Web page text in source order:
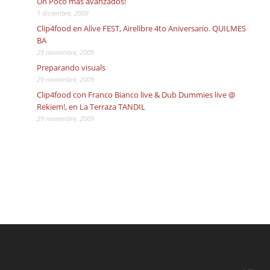
1 diciembre, 2009
Clip4food en Alive FEST, Airelibre 4to Aniversario. QUILMES
BA
29 noviembre, 2009
Preparando visuals
29 noviembre, 2009
Clip4food con Franco Bianco live & Dub Dummies live @
Rekiem!, en La Terraza TANDIL
29 noviembre, 2009